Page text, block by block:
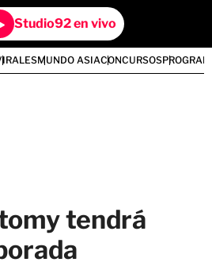
Studio92 en vivo
MUNDO ASIACONCURSOS
tendrá